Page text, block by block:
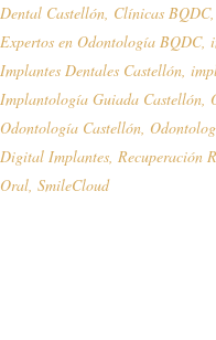
Dental Castellón Clínicas BQDC,
Expertos en Odontología BQDC,
Implantes Dentales Castellón
Implantología Guiada Castellón
Odontología Castellón
Digital Implantes Recuperación
Oral SmileCloud